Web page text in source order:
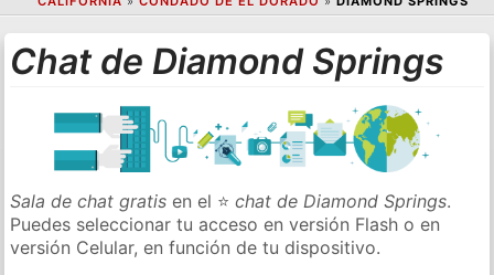
Chat de Diamond Springs
Sala de chat gratis en el ⭐chat de Diamond Springs.
Puedes seleccionar tu acceso en versión Flash o en
versión Celular, en función de tu dispositivo.